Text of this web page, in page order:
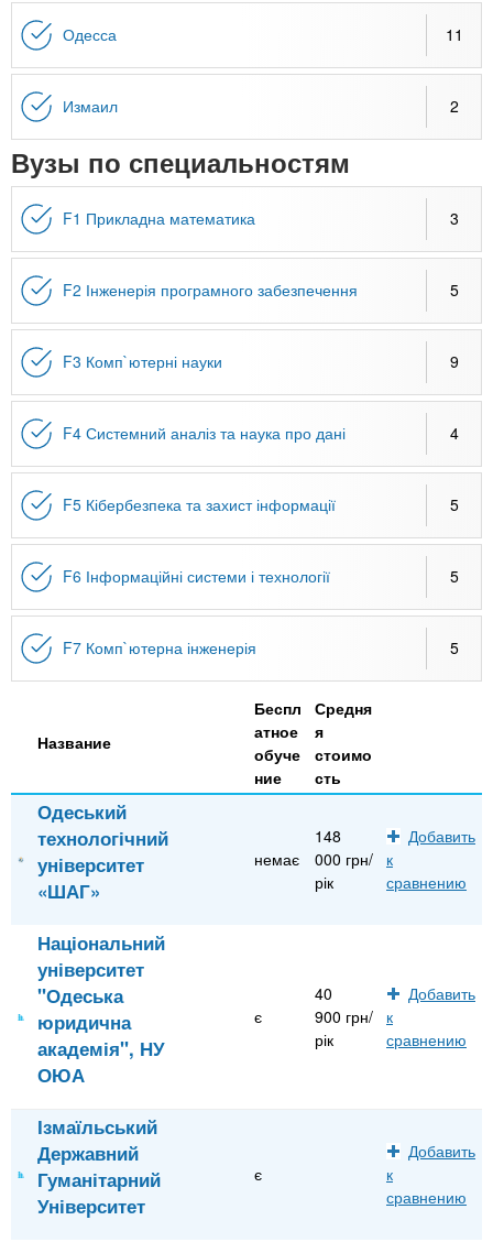
n
t
s
.
i
n
f
o
а
е
д
и
Онлайн курсы
За рубежом
Одесса 11
Измаил 2
Вузы по специальностям
F1 Прикладна математика 3
F2 Інженерія програмного забезпечення 5
F3 Комп`ютерні науки 9
F4 Системний аналіз та наука про дані 4
F5 Кібербезпека та захист інформації 5
F6 Інформаційні системи і технології 5
F7 Комп`ютерна інженерія 5
Название
Беспл
атное
обуче
ние
Средня
я
стоимо
сть
Одеський
технологічний
університет
«ШАГ»
немає
148
000 грн/
рік
Добавить
к
сравнению
Національний
університет
"Одеська
юридична
академія", НУ
ОЮА
є
40
900 грн/
рік
Добавить
к
сравнению
Ізмаїльський
Державний
Гуманітарний
Університет
є
Добавить
к
сравнению